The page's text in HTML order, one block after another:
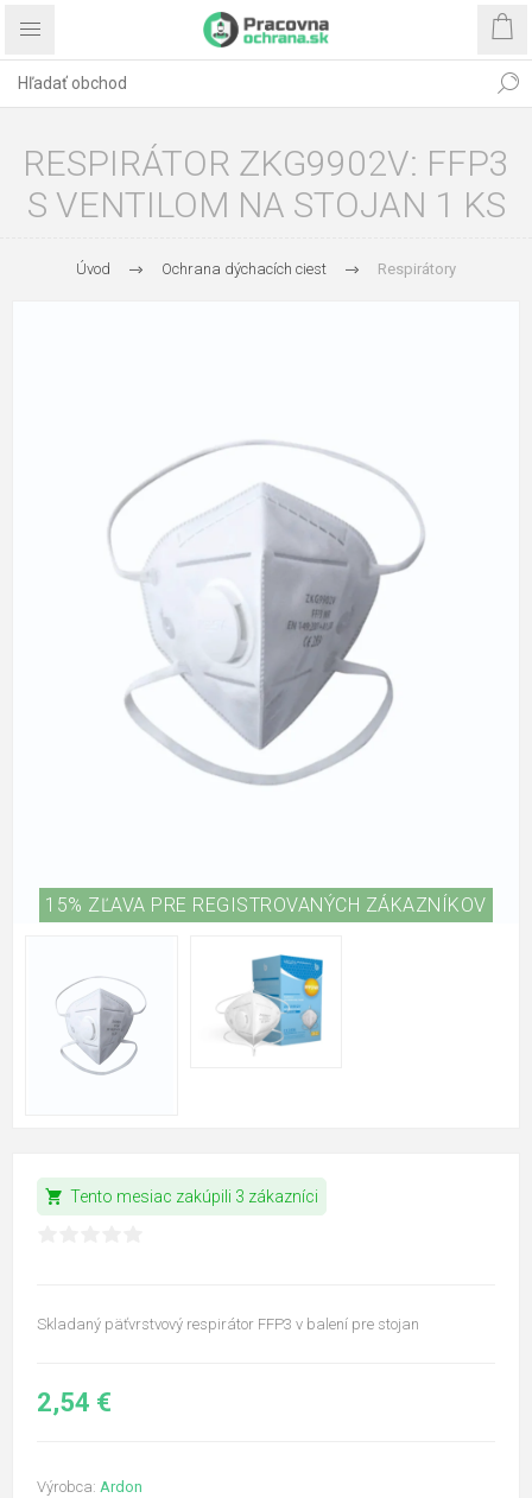
RESPIRÁTOR ZKG9902V: FFP3
S VENTILOM NA STOJAN 1 KS
Úvod Ochrana dýchacích ciest Respirátory
15% ZĽAVA PRE REGISTROVANÝCH ZÁKAZNÍKOV
shopping_cart Tento mesiac zakúpili 3 zákazníci
Skladaný päťvrstvový respirátor FFP3 v balení pre stojan
2,54 €
Výrobca: Ardon